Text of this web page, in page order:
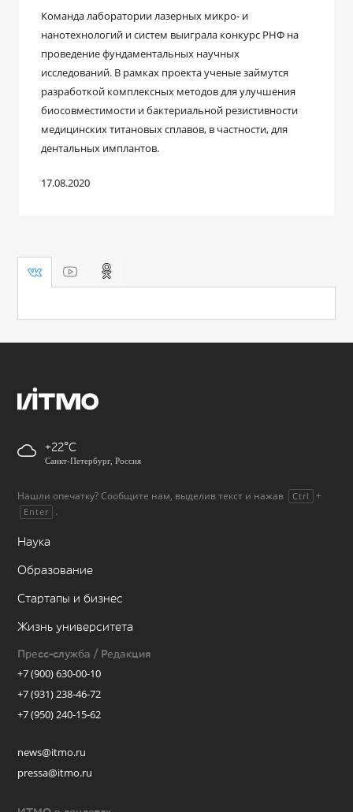
Команда лаборатории лазерных микро- и
нанотехнологий и систем выиграла конкурс РНФ на
проведение фундаментальных научных
исследований. В рамках проекта ученые займутся
разработкой комплексных методов для улучшения
биосовместимости и бактериальной резистивности
медицинских титановых сплавов, в частности, для
дентальных имплантов.
17.08.2020
+22
Санкт-Петербург, Россия
Нашли опечатку? Сообщите нам, выделив текст и нажав Ctrl +
Enter .
Наука
Образование
Стартапы и бизнес
Жизнь университета
Пресс-служба / Редакция
+7 (900) 630-00-10
+7 (931) 238-46-72
+7 (950) 240-15-62
news@itmo.ru
pressa@itmo.ru